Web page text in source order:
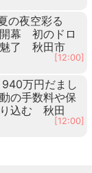
の夜空彩る
開幕 初のドロ
魅了 秋田市
[12:00]
万円だまし
の手数料や保
込む 秋田
[12:00]